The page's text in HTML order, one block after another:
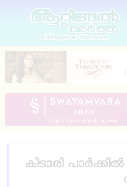
കിടാരി